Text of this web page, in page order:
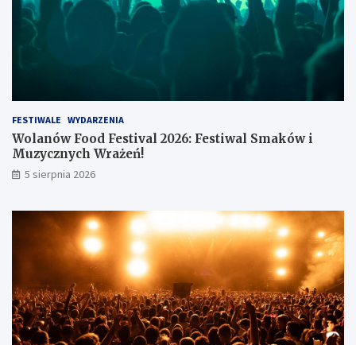
FESTIWALE WYDARZENIA
Wolanów Food Festival 2026: Festiwal Smaków i
Muzycznych Wrażeń!
5 sierpnia 2026